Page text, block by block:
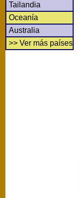
Tailandia
Oceanía
Australia
>> Ver más países